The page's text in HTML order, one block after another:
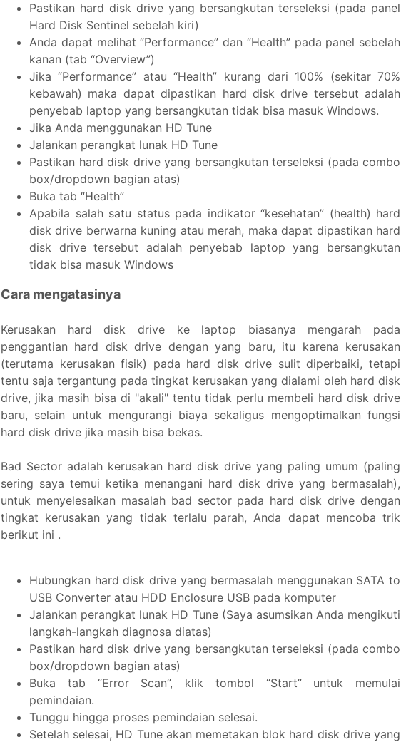
Pastikan hard disk drive yang bersangkutan terseleksi (pada panel
Hard Disk Sentinel sebelah kiri)
Anda dapat melihat “Performance” dan “Health” pada panel sebelah
kanan (tab “Overview”)
Jika “Performance” atau “Health” kurang dari 100% (sekitar 70%
kebawah) maka dapat dipastikan hard disk drive tersebut adalah
penyebab laptop yang bersangkutan tidak bisa masuk Windows.
Jika Anda menggunakan HD Tune
Jalankan perangkat lunak HD Tune
Pastikan hard disk drive yang bersangkutan terseleksi (pada combo
box/dropdown bagian atas)
Buka tab “Health”
Apabila salah satu status pada indikator “kesehatan” (health) hard
disk drive berwarna kuning atau merah, maka dapat dipastikan hard
disk drive tersebut adalah penyebab laptop yang bersangkutan
tidak bisa masuk Windows
Cara mengatasinya
Kerusakan hard disk drive ke laptop biasanya mengarah pada
penggantian hard disk drive dengan yang baru, itu karena kerusakan
(terutama kerusakan fisik) pada hard disk drive sulit diperbaiki, tetapi
tentu saja tergantung pada tingkat kerusakan yang dialami oleh hard disk
drive, jika masih bisa di "akali" tentu tidak perlu membeli hard disk drive
baru, selain untuk mengurangi biaya sekaligus mengoptimalkan fungsi
hard disk drive jika masih bisa bekas.
Bad Sector adalah kerusakan hard disk drive yang paling umum (paling
sering saya temui ketika menangani hard disk drive yang bermasalah),
untuk menyelesaikan masalah bad sector pada hard disk drive dengan
tingkat kerusakan yang tidak terlalu parah, Anda dapat mencoba trik
berikut ini .
Hubungkan hard disk drive yang bermasalah menggunakan SATA to
USB Converter atau HDD Enclosure USB pada komputer
Jalankan perangkat lunak HD Tune (Saya asumsikan Anda mengikuti
langkah-langkah diagnosa diatas)
Pastikan hard disk drive yang bersangkutan terseleksi (pada combo
box/dropdown bagian atas)
Buka tab “Error Scan”, klik tombol “Start” untuk memulai
pemindaian.
Tunggu hingga proses pemindaian selesai.
Setelah selesai, HD Tune akan memetakan blok hard disk drive yang